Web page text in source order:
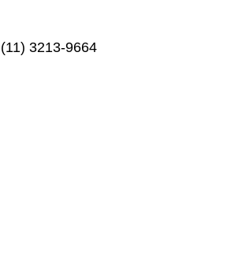
3213-9664